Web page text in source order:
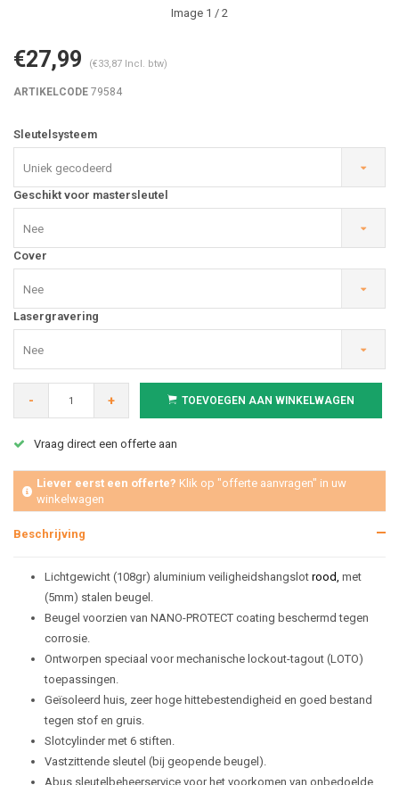
Image 1 / 2
€27,99 (€33,87 Incl. btw)
ARTIKELCODE 79584
Sleutelsysteem
Uniek gecodeerd
Geschikt voor mastersleutel
Nee
Cover
Nee
Lasergravering
Nee
- + TOEVOEGEN AAN WINKELWAGEN
Vraag direct een offerte aan
Liever eerst een offerte? Klik op "offerte aanvragen" in uw
winkelwagen
Beschrijving
Lichtgewicht (108gr) aluminium veiligheidshangslot rood, met
(5mm) stalen beugel.
Beugel voorzien van NANO-PROTECT coating beschermd tegen
corrosie.
Ontworpen speciaal voor mechanische lockout-tagout (LOTO)
toepassingen.
Geïsoleerd huis, zeer hoge hittebestendigheid en goed bestand
tegen stof en gruis.
Slotcylinder met 6 stiften.
Vastzittende sleutel (bij geopende beugel).
Abus sleutelbeheerservice voor het voorkomen van onbedoelde